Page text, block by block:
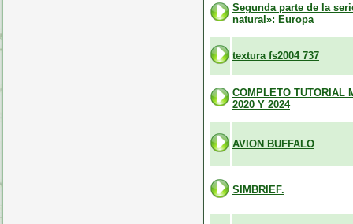
Segunda parte de la
natural»: Europa
textura fs2004 737
COMPLETO TUTORIAL
2020 Y 2024
AVION BUFFALO
SIMBRIEF.